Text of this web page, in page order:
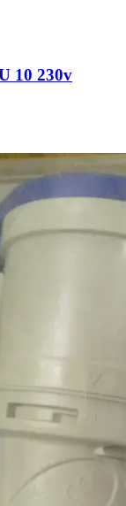
10 230v